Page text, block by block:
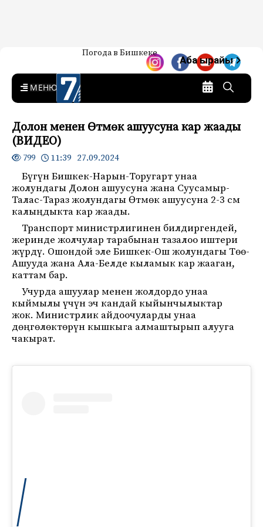
7-канал. Жаңылыктар —
Кыргызстан
Жаңылыктар — Кыргызстан
Погода в Бишкеке
Аба ырайы
MENU
Долон менен Өтмөк ашуусуна кар жаады
(ВИДЕО)
799 11:39 27.09.2024
Бүгүн Бишкек-Нарын-Торугарт унаа
жолундагы Долон ашуусуна жана Суусамыр-
Талас-Тараз жолундагы Өтмөк ашуусуна 2-3 см
калыңдыкта кар жаады.
Транспорт министрлигинен билдиргендей,
жеринде жолчулар тарабынан тазалоо иштери
жүрдү. Ошондой эле Бишкек-Ош жолундагы Төө-
Ашууда жана Ала-Белде кыламык кар жааган,
каттам бар.
Учурда ашуулар менен жолдордо унаа
кыймылы үчүн эч кандай кыйынчылыктар
жок. Министрлик айдоочуларды унаа
дөңгөлөктөрүн кышкыга алмаштырып алууга
чакырат.